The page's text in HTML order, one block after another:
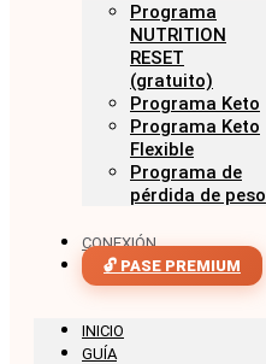
Programa
NUTRITION
RESET
(gratuito)
Programa Keto
Programa Keto
Flexible
Programa de
pérdida de peso
CONEXIÓN
🔓 PASE PREMIUM
INICIO
GUÍA